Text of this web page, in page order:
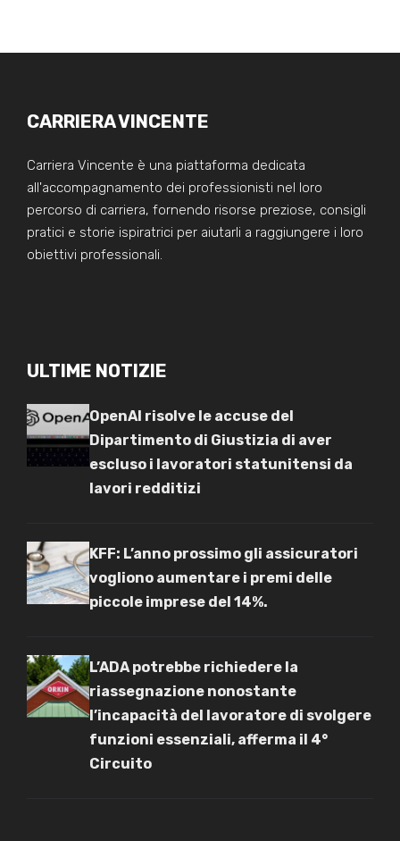
CARRIERA VINCENTE
Carriera Vincente è una piattaforma dedicata
all'accompagnamento dei professionisti nel loro
percorso di carriera, fornendo risorse preziose, consigli
pratici e storie ispiratrici per aiutarli a raggiungere i loro
obiettivi professionali.
ULTIME NOTIZIE
OpenAI risolve le accuse del
Dipartimento di Giustizia di aver
escluso i lavoratori statunitensi da
lavori redditizi
KFF: L’anno prossimo gli assicuratori
vogliono aumentare i premi delle
piccole imprese del 14%.
L’ADA potrebbe richiedere la
riassegnazione nonostante
l’incapacità del lavoratore di svolgere
funzioni essenziali, afferma il 4°
Circuito